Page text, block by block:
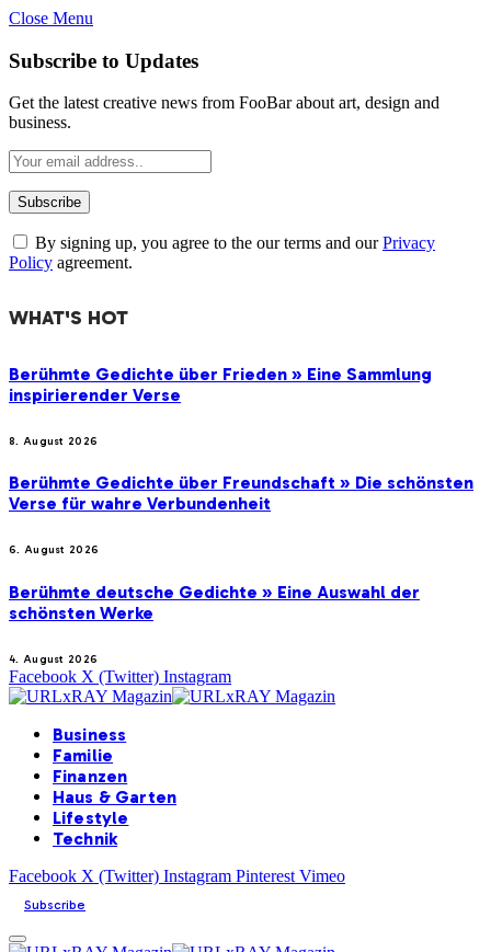
Close Menu
Subscribe to Updates
Get the latest creative news from FooBar about art, design and
business.
By signing up, you agree to the our terms and ourPrivacy
Policy agreement.
WHAT'S HOT
Berühmte Gedichte über Frieden » Eine Sammlung
inspirierender Verse
8. August 2026
Berühmte Gedichte über Freundschaft » Die schönsten
Verse für wahre Verbundenheit
6. August 2026
Berühmte deutsche Gedichte » Eine Auswahl der
schönsten Werke
4. August 2026
Facebook X (Twitter) Instagram
Business
Familie
Finanzen
Haus & Garten
Lifestyle
Technik
Facebook X (Twitter) Instagram Pinterest Vimeo
Subscribe